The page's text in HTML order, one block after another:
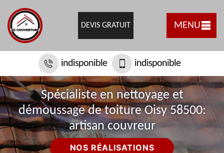
DEVIS GRATUIT MENU
indisponible indisponible
Spécialiste en nettoyage et
démoussage de toiture Oisy 58500:
artisan couvreur
NOS RÉALISATIONS